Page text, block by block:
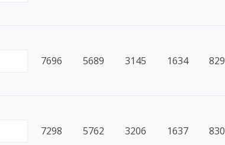
7696 5689 3145 1634 829
7298 5762 3206 1637 830